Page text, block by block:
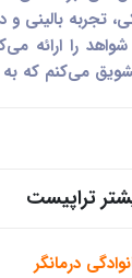
تجربه بالینی
تشویق می‌کنم که
تراپیست
درمانگر